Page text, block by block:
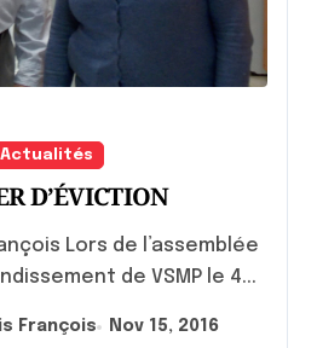
Actualités
D’ÉVICTION
de VSMP le 4...
François Nov 15, 2016